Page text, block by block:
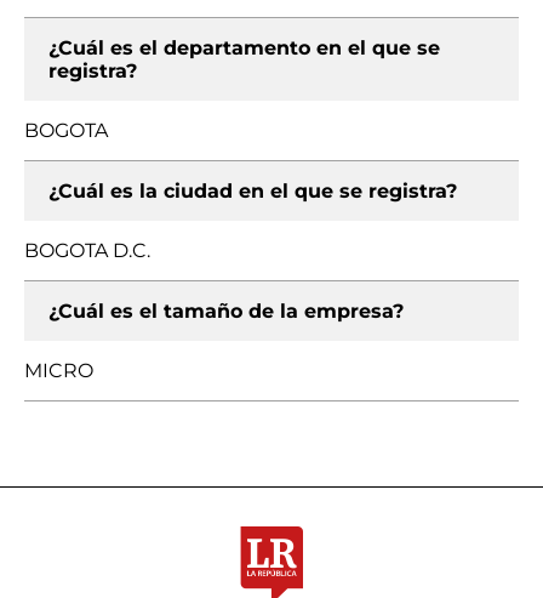
¿Cuál es el departamento en el que se
registra?
BOGOTA
¿Cuál es la ciudad en el que se registra?
BOGOTA D.C.
¿Cuál es el tamaño de la empresa?
MICRO